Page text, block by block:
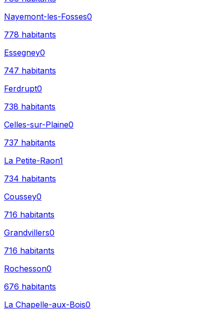
Nayemont-les-Fosses0
778 habitants
Essegney0
747 habitants
Ferdrupt0
738 habitants
Celles-sur-Plaine0
737 habitants
La Petite-Raon1
734 habitants
Coussey0
716 habitants
Grandvillers0
716 habitants
Rochesson0
676 habitants
La Chapelle-aux-Bois0